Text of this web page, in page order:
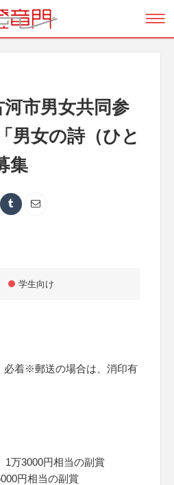
市男女共同参
男女の詩（ひと
集
学生向け
必着※郵送の場合は、消印有
万3000円相当の副賞
円相当の副賞